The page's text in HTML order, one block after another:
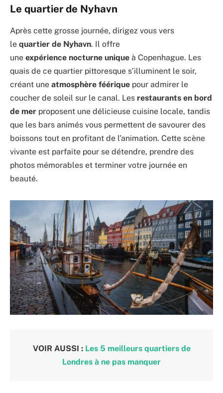
Le quartier de Nyhavn
Après cette grosse journée, dirigez vous vers
le quartier de Nyhavn. Il offre
une expérience nocturne unique à Copenhague. Les
quais de ce quartier pittoresque s’illuminent le soir,
créant une atmosphère féérique pour admirer le
coucher de soleil sur le canal. Les restaurants en bord
de mer proposent une délicieuse cuisine locale, tandis
que les bars animés vous permettent de savourer des
boissons tout en profitant de l’animation. Cette scène
vivante est parfaite pour se détendre, prendre des
photos mémorables et terminer votre journée en
beauté.
VOIR AUSSI : Les 5 meilleurs quartiers de
Londres à ne pas manquer